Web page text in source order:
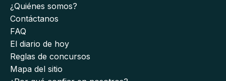
¿Quiénes somos?
Contáctanos
FAQ
El diario de hoy
Reglas de concursos
Mapa del sitio